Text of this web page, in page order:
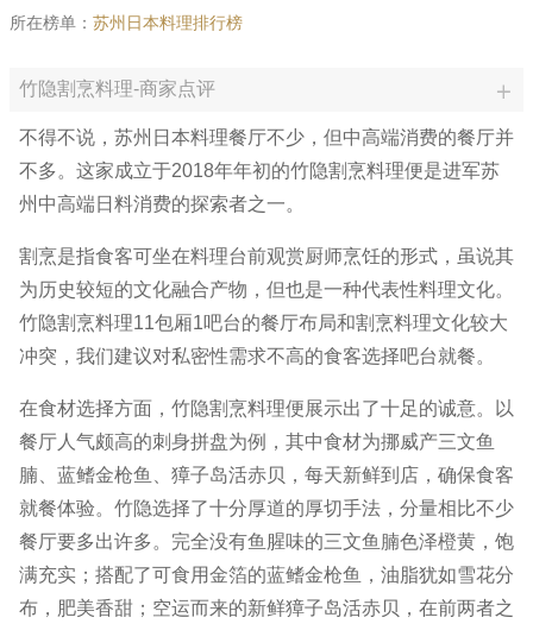
所在榜单： 苏州日本料理排行榜
竹隐割烹料理-商家点评
不得不说，苏州日本料理餐厅不少，但中高端消费的餐厅并
不多。这家成立于2018年年初的竹隐割烹料理便是进军苏
州中高端日料消费的探索者之一。
割烹是指食客可坐在料理台前观赏厨师烹饪的形式，虽说其
为历史较短的文化融合产物，但也是一种代表性料理文化。
竹隐割烹料理11包厢1吧台的餐厅布局和割烹料理文化较大
冲突，我们建议对私密性需求不高的食客选择吧台就餐。
在食材选择方面，竹隐割烹料理便展示出了十足的诚意。以
餐厅人气颇高的刺身拼盘为例，其中食材为挪威产三文鱼
腩、蓝鳍金枪鱼、獐子岛活赤贝，每天新鲜到店，确保食客
就餐体验。竹隐选择了十分厚道的厚切手法，分量相比不少
餐厅要多出许多。完全没有鱼腥味的三文鱼腩色泽橙黄，饱
满充实；搭配了可食用金箔的蓝鳍金枪鱼，油脂犹如雪花分
布，肥美香甜；空运而来的新鲜獐子岛活赤贝，在前两者之